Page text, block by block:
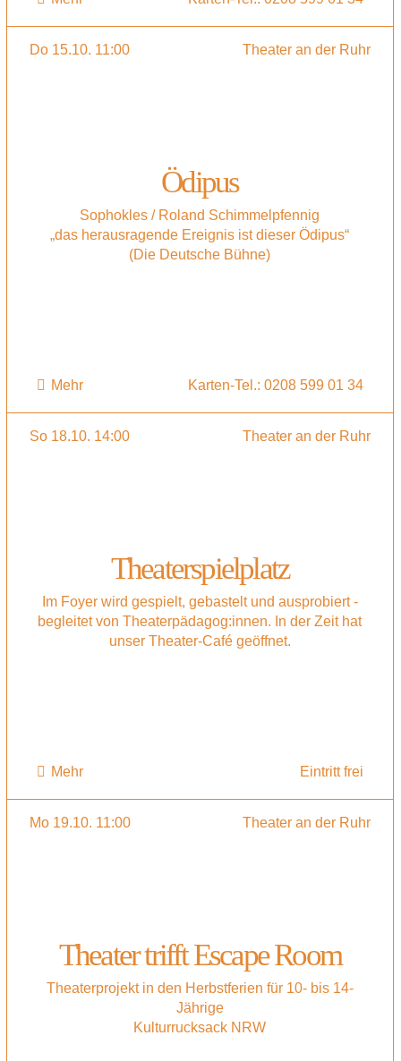
Do 15.10. 11:00 Theater an der Ruhr
Ödipus
Sophokles / Roland Schimmelpfennig
„das herausragende Ereignis ist dieser Ödipus“
(Die Deutsche Bühne)
Mehr Karten-Tel.: 0208 599 01 34
So 18.10. 14:00 Theater an der Ruhr
Theaterspielplatz
Im Foyer wird gespielt, gebastelt und ausprobiert -
begleitet von Theaterpädagog:innen. In der Zeit hat
unser Theater-Café geöffnet.
Mehr Eintritt frei
Mo 19.10. 11:00 Theater an der Ruhr
Theater trifft Escape Room
Theaterprojekt in den Herbstferien für 10- bis 14-
Jährige
Kulturrucksack NRW